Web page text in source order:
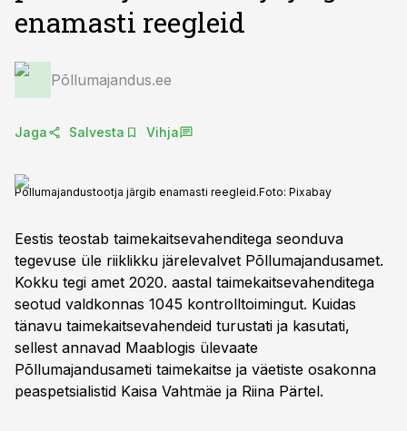
enamasti reegleid
Põllumajandus.ee
Jaga Salvesta Vihja
Põllumajandustootja järgib enamasti reegleid.Foto: Pixabay
Eestis teostab taimekaitsevahenditega seonduva
tegevuse üle riiklikku järelevalvet Põllumajandusamet.
Kokku tegi amet 2020. aastal taimekaitsevahenditega
seotud valdkonnas 1045 kontrolltoimingut. Kuidas
tänavu taimekaitsevahendeid turustati ja kasutati,
sellest annavad Maablogis ülevaate
Põllumajandusameti taimekaitse ja väetiste osakonna
peaspetsialistid Kaisa Vahtmäe ja Riina Pärtel.